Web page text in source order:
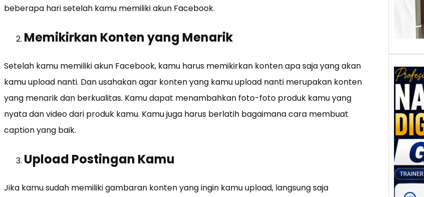
beberapa hari setelah kamu memiliki akun Facebook.
Memikirkan Konten yang Menarik
Setelah kamu memiliki akun Facebook, kamu harus memikirkan konten apa saja yang akan
kamu upload nanti. Dan usahakan agar konten yang kamu upload nanti merupakan konten
yang menarik dan berkualitas. Kamu dapat menambahkan foto-foto produk kamu yang
nyata dan video dari produk kamu. Kamu juga harus berlatih bagaimana cara membuat
caption yang baik.
Upload Postingan Kamu
Jika kamu sudah memiliki gambaran konten yang ingin kamu upload, langsung saja